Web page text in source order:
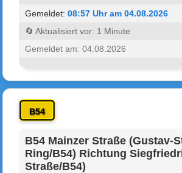
Gemeldet:08:57 Uhr am 04.08.2026
🔄 Aktualisiert vor: 1 Minute
Gemeldet am: 04.08.2026
B54
B54 Mainzer Straße (Gustav-
Ring/B54) Richtung
Straße/B54)